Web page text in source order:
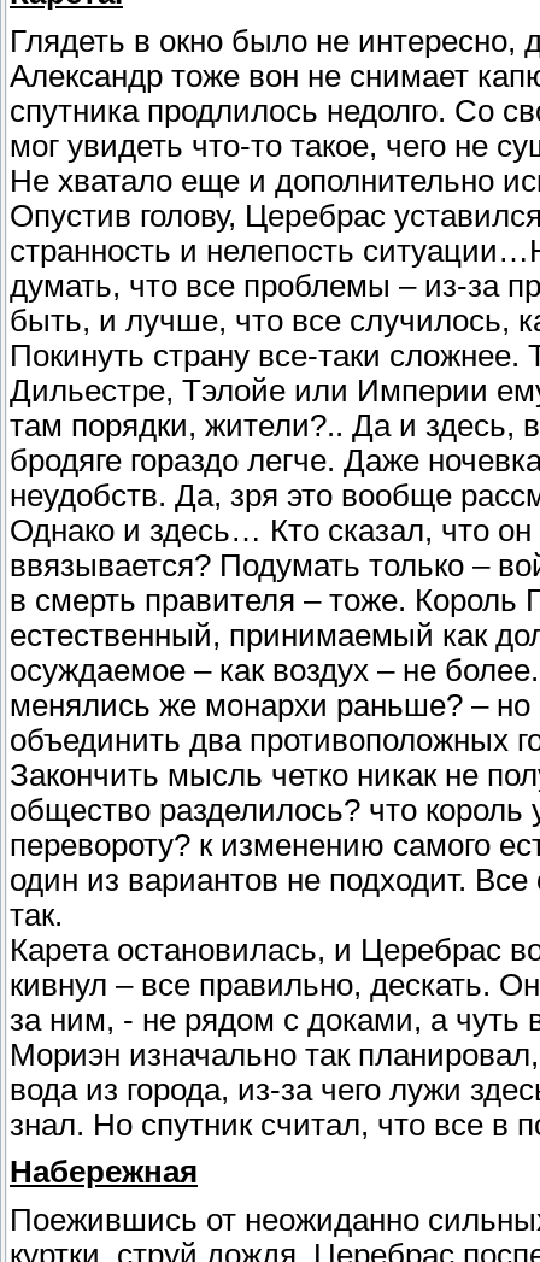
Глядеть в окно было не интересно,
Александр тоже вон не снимает
спутника продлилось недолго. Со
мог увидеть что-то такое, чего не
Не хватало еще и дополнительно
Опустив голову, Церебрас
странность и нелепость
думать, что все проблемы – из-за
быть, и лучше, что все случилось,
Покинуть страну все-таки сложнее.
Дильестре, Тэлойе или Империи
там порядки, жители?.. Да и здесь,
бродяге гораздо легче. Даже
неудобств. Да, зря это вообще
Однако и здесь… Кто сказал, что
ввязывается? Подумать только –
в смерть правителя – тоже. Король
естественный, принимаемый как
осуждаемое – как воздух – не
менялись же монархи раньше? –
объединить два противоположных
Закончить мысль четко никак не
общество разделилось? что
перевороту? к изменению самого
один из вариантов не подходит.
так.
Карета остановилась, и Церебрас
кивнул – все правильно, дескать.
за ним, - не рядом с доками, а чуть
Мориэн изначально так
вода из города, из-за чего лужи
знал. Но спутник считал, что все в
Набережная
Поежившись от неожиданно
куртки, струй дождя, Церебрас